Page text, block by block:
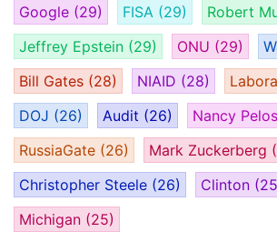
Google (29) FISA (29) Robert
Jeffrey Epstein (29) ONU (29)
Bill Gates (28) NIAID (28)
DOJ (26) Audit (26) Nancy
RussiaGate (26) Mark Zuckerberg
Christopher Steele (26) Clinton
Michigan (25)